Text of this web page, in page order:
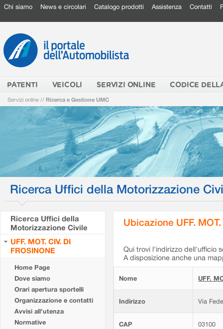
Chi siamo News e circolari Catalogo prodotti Assistenza Contatti
PATENTI VEICOLI SERVIZI ONLINE CODICE
Servizi online // Ricerca e Gestione UMC
Ricerca Uffici della Motorizzazione
Ricerca Uffici della
Motorizzazione Civile
UFF. MOT. CIV. DI
FROSINONE
Home Page
Dove siamo
Orari apertura sportelli
Organizzazione e contatti
Avvisi all'utenza
Normative
Ubicazione UFF.
Qui trovi l'indirizzo dell'ufficio
A disposizione anche una
Nome UFF.
Indirizzo Via
CAP 03100